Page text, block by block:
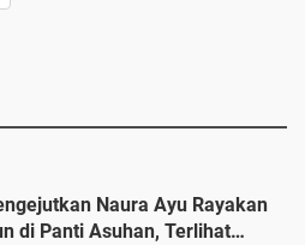
Naura Ayu Rayakan
di Panti Asuhan, Terlihat